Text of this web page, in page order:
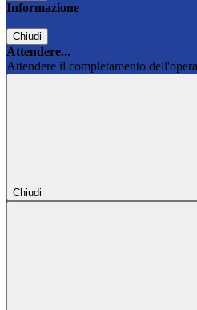
Informazione
Chiudi
Attendere...
Attendere il completamento
Chiudi